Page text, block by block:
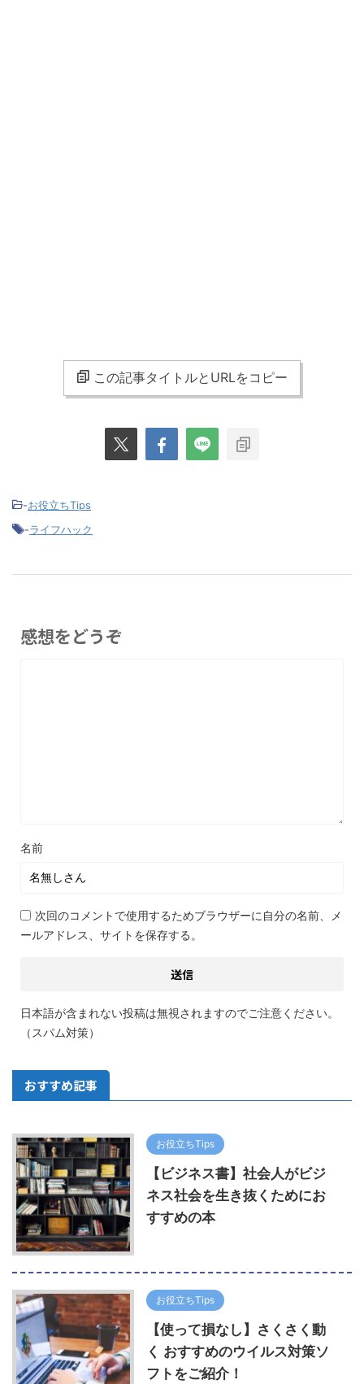
この記事タイトルとURLをコピー
-お役立ちTips
-ライフハック
感想をどうぞ
名前
次回のコメントで使用するためブラウザーに自分の名前、メ
ールアドレス、サイトを保存する。
日本語が含まれない投稿は無視されますのでご注意ください。
（スパム対策）
おすすめ記事
お役立ちTips
【ビジネス書】社会人がビジ
ネス社会を生き抜くためにお
すすめの本
お役立ちTips
【使って損なし】さくさく動
く おすすめのウイルス対策ソ
フトをご紹介！